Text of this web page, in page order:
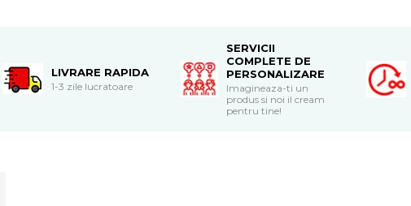
LIVRARE RAPIDA
1-3 zile lucratoare
SERVICII
COMPLETE DE
PERSONALIZARE
Imagineaza-ti un
produs si noi il cream
pentru tine!